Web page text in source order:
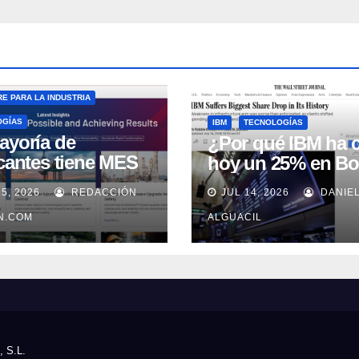
PARA LA INDUSTRIA
de
tiene MES
lo usa
según
Automation
2026 REDACCIÓN
IBM TECNOLOGÍAS
¿Por qué IBM ha
hoy un 25% en
JUL 14, 2026 DANIEL
ALGUACIL